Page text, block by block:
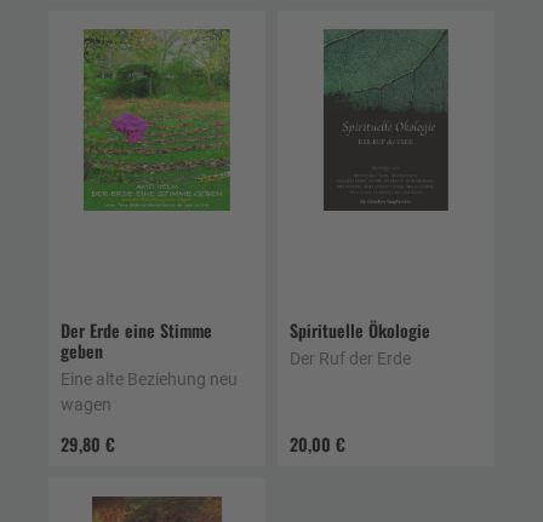
Der Erde eine Stimme
geben
29,80 €
Eine alte Beziehung neu
wagen
Spirituelle Ökologie
20,00 €
Der Ruf der Erde